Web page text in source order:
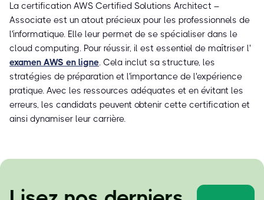
La certification AWS Certified Solutions Architect –
Associate est un atout précieux pour les professionnels de
l'informatique. Elle leur permet de se spécialiser dans le
cloud computing. Pour réussir, il est essentiel de maîtriser l'
examen AWS en ligne. Cela inclut sa structure, les
stratégies de préparation et l'importance de l'expérience
pratique. Avec les ressources adéquates et en évitant les
erreurs, les candidats peuvent obtenir cette certification et
ainsi dynamiser leur carrière.